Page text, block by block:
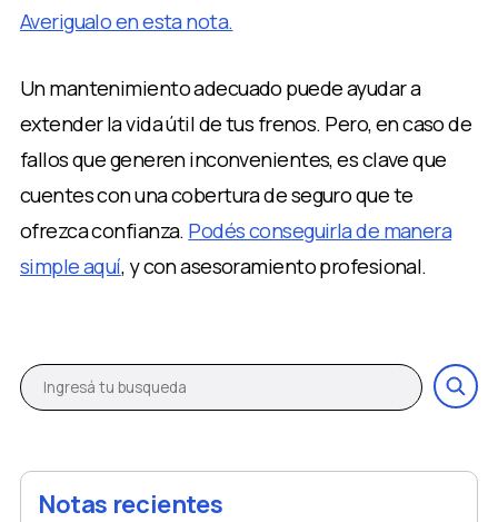
Averigualo en esta nota.
Un mantenimiento adecuado puede ayudar a
extender la vida útil de tus frenos. Pero, en caso de
fallos que generen inconvenientes, es clave que
cuentes con una cobertura de seguro que te
ofrezca confianza. Podés conseguirla de manera
simple aquí, y con asesoramiento profesional.
Notas recientes